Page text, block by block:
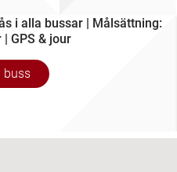
i alla bussar | Målsättning:
GPS & jour
buss